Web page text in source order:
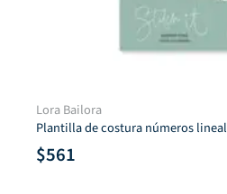
Lora Bailora
Plantilla de costura números lineal
$561